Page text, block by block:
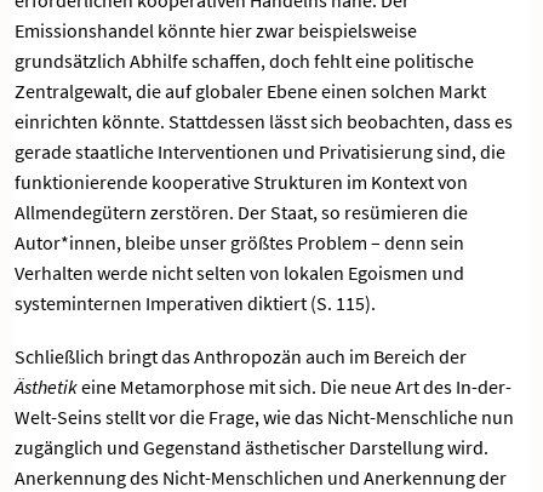
Emissionshandel könnte hier zwar beispielsweise
grundsätzlich Abhilfe schaffen, doch fehlt eine politische
Zentralgewalt, die auf globaler Ebene einen solchen Markt
einrichten könnte. Stattdessen lässt sich beobachten, dass es
gerade staatliche Interventionen und Privatisierung sind, die
funktionierende kooperative Strukturen im Kontext von
Allmendegütern zerstören. Der Staat, so resümieren die
Autor*innen, bleibe unser größtes Problem – denn sein
Verhalten werde nicht selten von lokalen Egoismen und
systeminternen Imperativen diktiert (S. 115).
Schließlich bringt das Anthropozän auch im Bereich der
Ästhetikeine Metamorphose mit sich. Die neue Art des In-der-
Welt-Seins stellt vor die Frage, wie das Nicht-Menschliche nun
zugänglich und Gegenstand ästhetischer Darstellung wird.
Anerkennung des Nicht-Menschlichen und Anerkennung der